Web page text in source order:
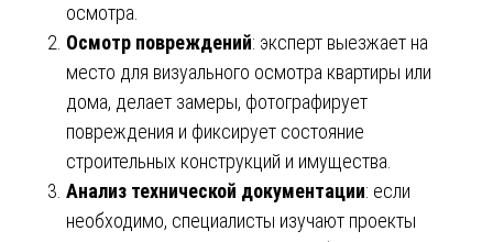
осмотра.
Осмотр повреждений: эксперт выезжает на
место для визуального осмотра квартиры или
дома, делает замеры, фотографирует
повреждения и фиксирует состояние
строительных конструкций и имущества.
Анализ технической документации: если
необходимо, специалисты изучают проекты